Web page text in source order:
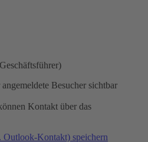
Besucher sichtbar
Kontakt über das